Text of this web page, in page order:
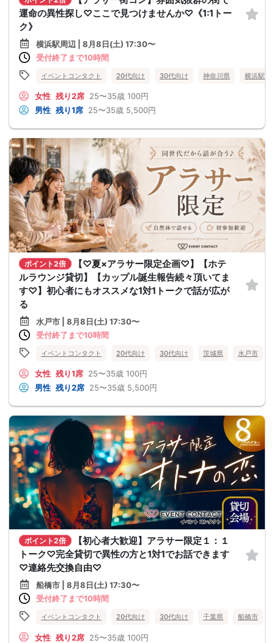
運命の異性探し♡ここで見つけませんか♡《1:1トー
ク》
横浜駅周辺 | 8月8日(土) 17:30〜
受付終了まで10時間
イベントコンタクト 20代向け 30代向け 神奈川県 横浜駅周
女性 残り2席 25〜35歳 100円
男性 残り1席 25〜35歳 5,500円
ポイント2倍
【♡夏×アラサー限定企画♡】【ホテ
ルラウンジ貸切】【カップル誕生報告続々頂いてま
す♡】初心者にもオススメな1対1トークで話が広が
る
水戸市 | 8月8日(土) 17:30〜
受付終了まで10時間
イベントコンタクト 20代向け 30代向け 茨城県 水戸市
女性 残り1席 25〜35歳 100円
男性 残り2席 25〜35歳 5,500円
ポイント2倍
【初心者大歓迎】アラサー限定１：１
トーク♡完全貸切で異性の方と1対1でお話できます
♡連絡先交換自由♡
船橋市 | 8月8日(土) 17:30〜
受付終了まで10時間
イベントコンタクト 20代向け 30代向け 千葉県 船橋市
女性 残り2席 25〜35歳 100円